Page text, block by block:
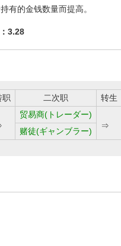
有的金钱数量而提高。
3.28
职 二次职 转生
贸易商(トレーダー)
⇒
赌徒(ギャンブラー)